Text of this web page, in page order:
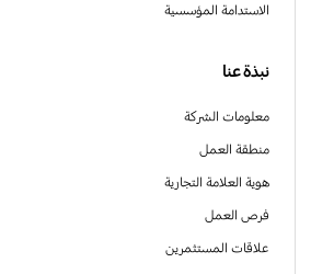
الاستدامة المؤسسية
نبذة عنا
معلومات الشركة
منطقة العمل
هوية العلامة التجارية
فرص العمل
علاقات المستثمرين